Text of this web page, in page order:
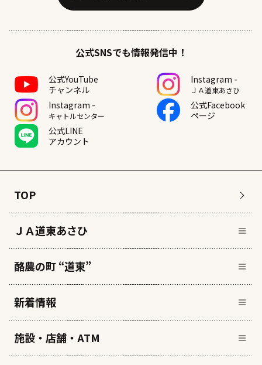
公式SNSでも情報発信中！
公式YouTube
チャンネル
Instagram -
ＪＡ道東あさひ
Instagram -
キャトルセンター
公式Facebook
ページ
公式LINE
アカウント
TOP
ＪＡ道東あさひ
酪農の町 “道東”
新着情報
施設・店舗・ATM